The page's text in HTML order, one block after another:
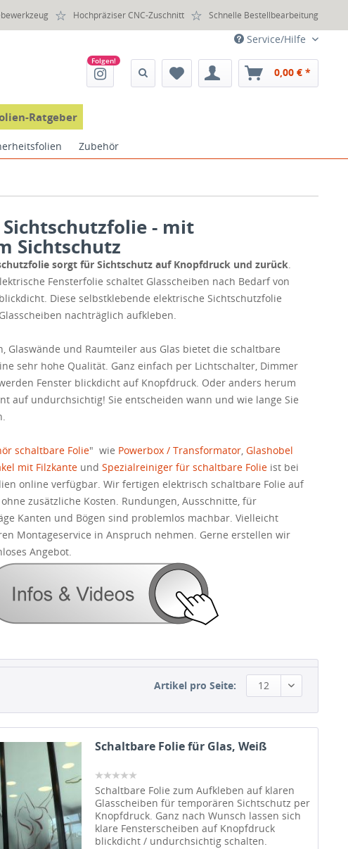
Hochpräziser CNC-Zuschnitt Schnelle Bestellbearbeitung
Service/Hilfe
0,00 € *
Ratgeber
Zubehör
- mit
Sichtschutz
sorgt für Sichtschutz auf Knopfdruck und zurück
Fensterfolie schaltet Glasscheiben nach Bedarf von
Diese selbstklebende elektrische Sichtschutzfolie
nachträglich aufkleben.
Glaswände und Raumteiler aus Glas bietet die schaltbare
sehr hohe Qualität. Ganz einfach per Lichtschalter, Dimmer
Fenster blickdicht auf Knopfdruck. Oder anders herum
auf undurchsichtig! Sie entscheiden wann und wie lange Sie
schaltbare Folie" wie Powerbox / Transformator Glashobel
mit Filzkante und Spezialreiniger für schaltbare Folie ist bei
online verfügbar. Wir fertigen elektrisch schaltbare Folie auf
zusätzliche Kosten. Rundungen, Ausschnitte, für
Kanten und Bögen sind problemlos machbar. Vielleicht
Montageservice in Anspruch nehmen. Gerne erstellen wir
Angebot.
Artikel pro Seite: 12
Schaltbare Folie für Glas, Weiß
Schaltbare Folie zum Aufkleben auf klaren
Glasscheiben für temporären Sichtschutz per
Knopfdruck. Ganz nach Wunsch lassen sich
klare Fensterscheiben auf Knopfdruck
blickdicht / undurchsichtig schalten.